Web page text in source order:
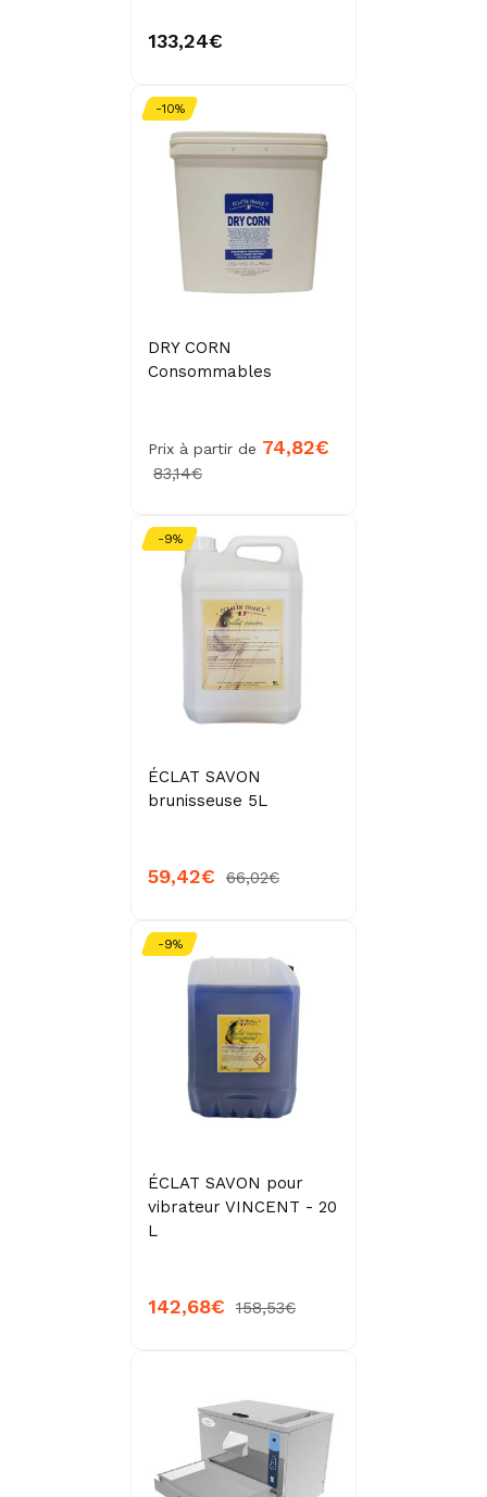
133,24€
-10%
DRY CORN
Consommables
Prix à partir de 74,82€
83,14€
-9%
ÉCLAT SAVON
brunisseuse 5L
59,42€ 66,02€
-9%
ÉCLAT SAVON pour
vibrateur VINCENT - 20
L
142,68€ 158,53€